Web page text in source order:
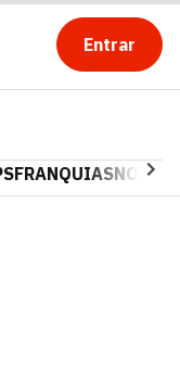
Entrar
FRANQUIAS